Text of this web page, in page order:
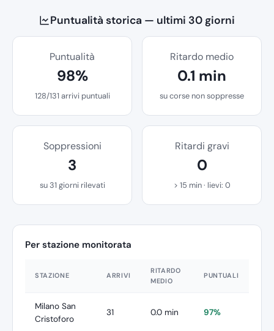
Puntualità storica — ultimi 30 giorni
Puntualità
98%
128/131 arrivi puntuali
Ritardo medio
0.1 min
su corse non soppresse
Soppressioni
3
su 31 giorni rilevati
Ritardi gravi
0
> 15 min · lievi: 0
Per stazione monitorata
STAZIONE ARRIVI
RITARDO
MEDIO
PUNTUALI
Milano San
Cristoforo
31 0.0 min 97%